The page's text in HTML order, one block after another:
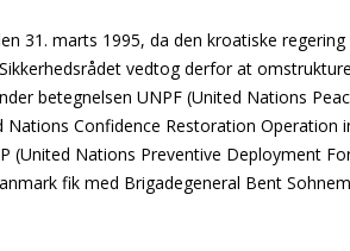
31. marts 1995, da den kroatiske
vedtog derfor at
betegnelsen UNPF (United Nations
Nations Confidence Restoration Operation
(United Nations Preventive Deployment
fik med Brigadegeneral Bent